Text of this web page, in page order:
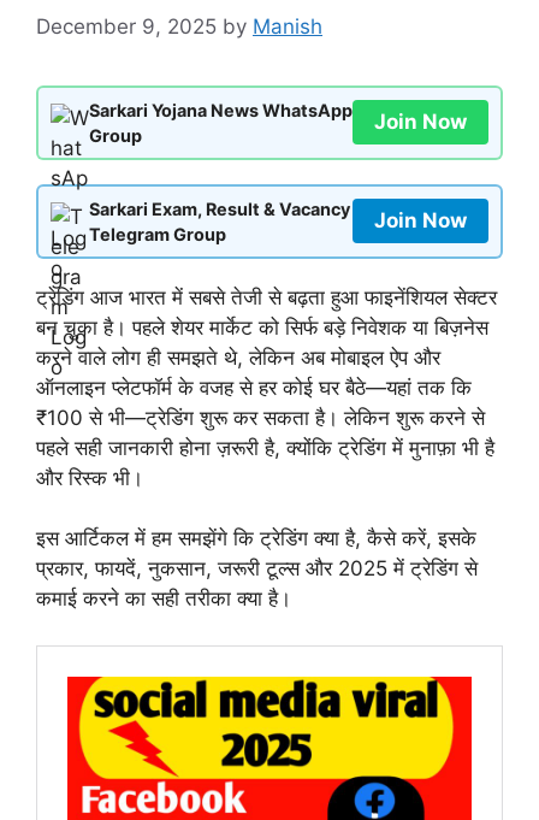
December 9, 2025 by Manish
Sarkari Yojana News WhatsApp
Group
Join Now
Sarkari Exam, Result & Vacancy
Telegram Group
Join Now
ट्रेडिंग आज भारत में सबसे तेजी से बढ़ता हुआ फाइनेंशियल सेक्टर
बन चुका है। पहले शेयर मार्केट को सिर्फ बड़े निवेशक या बिज़नेस
करने वाले लोग ही समझते थे, लेकिन अब मोबाइल ऐप और
ऑनलाइन प्लेटफॉर्म के वजह से हर कोई घर बैठे—यहां तक कि
₹100 से भी—ट्रेडिंग शुरू कर सकता है। लेकिन शुरू करने से
पहले सही जानकारी होना ज़रूरी है, क्योंकि ट्रेडिंग में मुनाफ़ा भी है
और रिस्क भी।
इस आर्टिकल में हम समझेंगे कि ट्रेडिंग क्या है, कैसे करें, इसके
प्रकार, फायदें, नुकसान, जरूरी टूल्स और 2025 में ट्रेडिंग से
कमाई करने का सही तरीका क्या है।